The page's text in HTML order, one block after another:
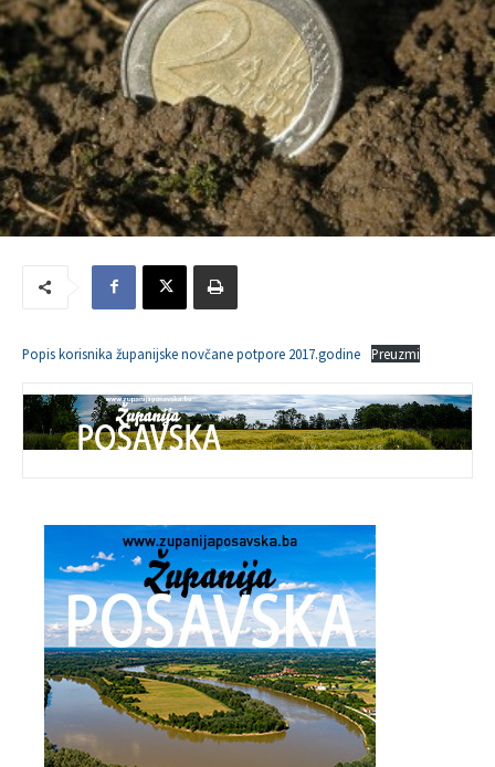
Popis korisnika županijske novčane potpore 2017.godine Preuzmi